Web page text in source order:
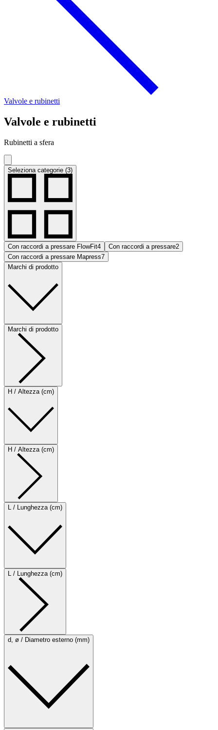
Valvole e rubinetti
Valvole e rubinetti
Rubinetti a sfera
Seleziona categorie (3)
Con raccordi a pressare FlowFit4 Con raccordi a pressare2
Con raccordi a pressare Mapress7
Marchi di prodotto
Marchi di prodotto
H / Altezza (cm)
H / Altezza (cm)
L / Lunghezza (cm)
L / Lunghezza (cm)
d, ø / Diametro esterno (mm)